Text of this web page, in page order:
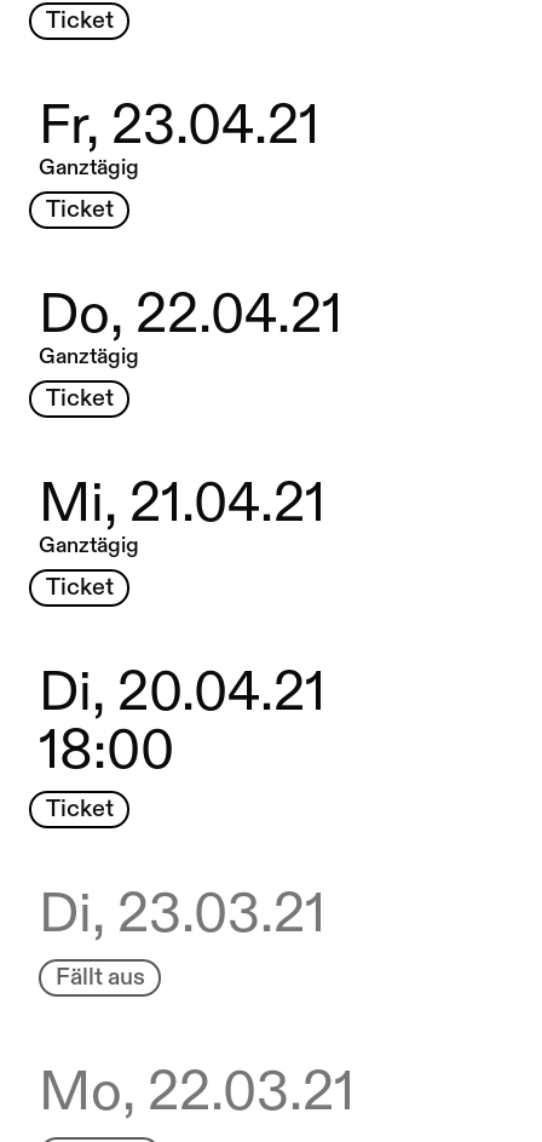
Ticket
Fr, 23.04.21
Ganztägig
Ticket
Do, 22.04.21
Ganztägig
Ticket
Mi, 21.04.21
Ganztägig
Ticket
Di, 20.04.21
18:00
Ticket
Di, 23.03.21
Fällt aus
Mo, 22.03.21